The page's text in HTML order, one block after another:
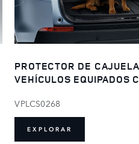
PROTECTOR DE
VEHÍCULOS EQUIPADOS
VPLCS0268
EXPLORAR